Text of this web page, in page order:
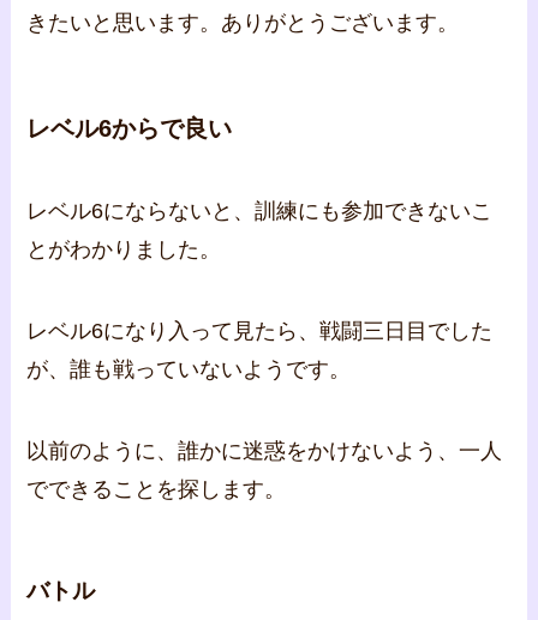
きたいと思います。ありがとうございます。
レベル6からで良い
レベル6にならないと、訓練にも参加できないこ
とがわかりました。
レベル6になり入って見たら、戦闘三日目でした
が、誰も戦っていないようです。
以前のように、誰かに迷惑をかけないよう、一人
でできることを探します。
バトル